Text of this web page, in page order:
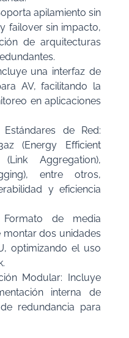
apilamiento sin
failover sin impacto,
de arquitecturas
una interfaz de
AV, facilitando la
en aplicaciones
de Red:
(Energy Efficient
Aggregation),
entre otros,
y eficiencia
Formato de media
dos unidades
optimizando el uso
Modular: Incluye
interna de
redundancia para